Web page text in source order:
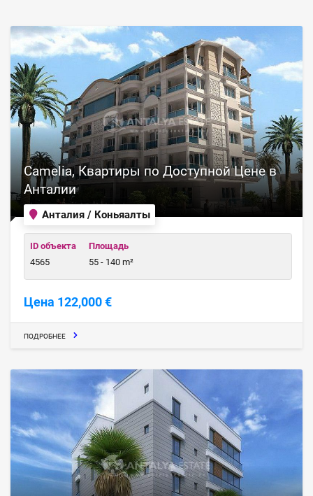
Анталия / Коньяалты
Camelia, Квартиры по Доступной Цене в
Анталии
ID объекта
4565
Площадь
55 - 140 m²
Цена 122,000 €
ПОДРОБНЕЕ